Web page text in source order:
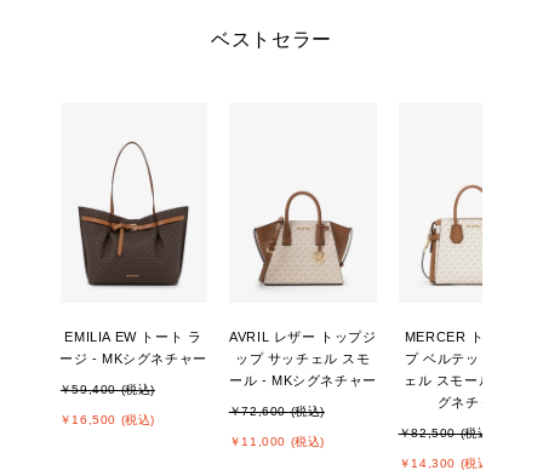
ベストセラー
EMILIA EW トート ラ
ージ - MKシグネチャー
￥59,400 (税込)
￥16,500 (税込)
AVRIL レザー トップジ
ップ サッチェル スモ
ール - MKシグネチャー
￥72,600 (税込)
￥11,000 (税込)
MERCER トップジッ
プ ベルテッド サッチ
ェル スモール - MKシ
グネチャー
￥82,500 (税込)
￥14,300 (税込)